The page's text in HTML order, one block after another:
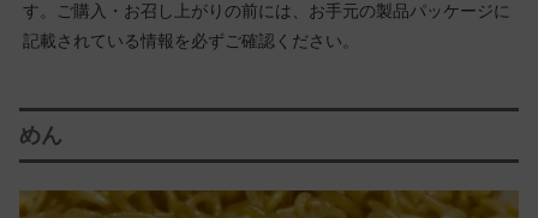
す。ご購入・お召し上がりの前には、お手元の製品パッケージに
記載されている情報を必ずご確認ください。
めん